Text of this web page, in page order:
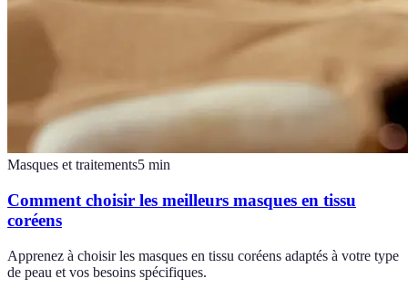
Masques et traitements5 min
Comment choisir les meilleurs masques en tissu
coréens
Apprenez à choisir les masques en tissu coréens adaptés à votre type
de peau et vos besoins spécifiques.